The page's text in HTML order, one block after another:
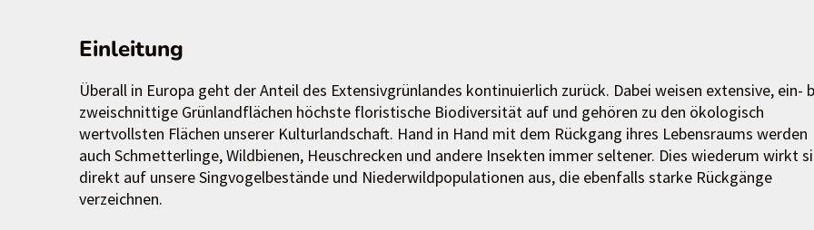
Einleitung
Überall in Europa geht der Anteil des Extensivgrünlandes kontinuierlich zurück. Dabei weisen extensive, ein-
zweischnittige Grünlandflächen höchste floristische Biodiversität auf und gehören zu den ökologisch
wertvollsten Flächen unserer Kulturlandschaft. Hand in Hand mit dem Rückgang ihres Lebensraums werden
auch Schmetterlinge, Wildbienen, Heuschrecken und andere Insekten immer seltener. Dies wiederum wirkt
direkt auf unsere Singvogelbestände und Niederwildpopulationen aus, die ebenfalls starke Rückgänge
verzeichnen.